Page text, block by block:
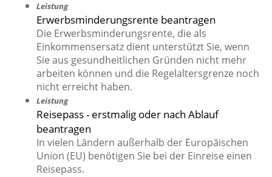
Leistung
Erwerbsminderungsrente beantragen
Die Erwerbsminderungsrente, die als
Einkommensersatz dient unterstützt Sie, wenn
Sie aus gesundheitlichen Gründen nicht mehr
arbeiten können und die Regelaltersgrenze noch
nicht erreicht haben.
Leistung
Reisepass - erstmalig oder nach Ablauf
beantragen
In vielen Ländern außerhalb der Europäischen
Union (EU) benötigen Sie bei der Einreise einen
Reisepass.